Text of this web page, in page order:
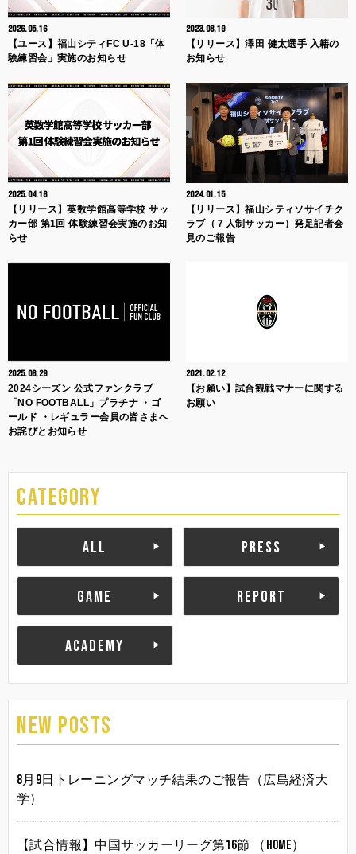
2026.05.16
【ユース】福山シティFC U-18「体
験練習会」実施のお知らせ
2023.08.19
【リリース】澤田 健太選手 入籍の
お知らせ
2025.04.16
【リリース】英数学館高等学校 サッ
カー部 第1回 体験練習会実施のお知
らせ
2024.01.15
【リリース】福山シティソサイチク
ラブ（７人制サッカー）発足記者会
見のご報告
2025.06.29
2024シーズン 公式ファンクラブ
「NO FOOTBALL」プラチナ ・ゴ
ールド ・レギュラー会員の皆さまへ
お詫びとお知らせ
2021.02.12
【お願い】試合観戦マナーに関する
お願い
CATEGORY
ALL PRESS
GAME REPORT
ACADEMY
NEW POSTS
8月9日トレーニングマッチ結果のご報告（広島経済大
学）
【試合情報】中国サッカーリーグ第16節 （HOME）